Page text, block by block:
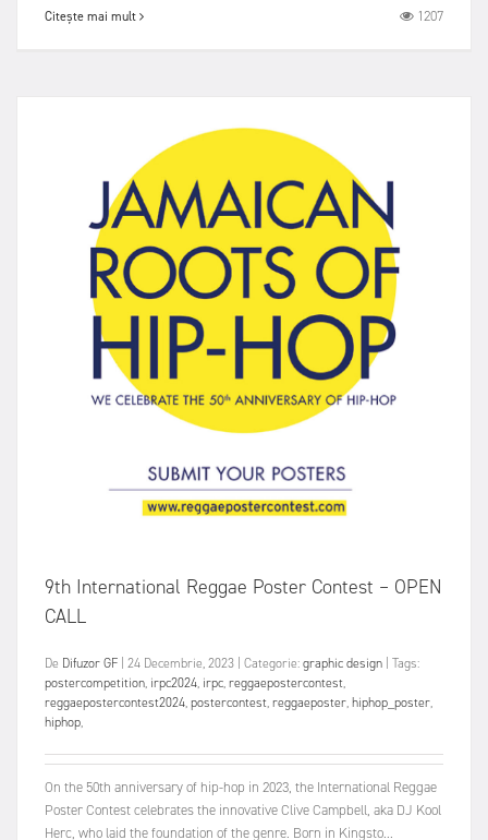
Citește mai mult 1207
9th International Reggae Poster Contest – OPEN
CALL
De Difuzor GF 24 Decembrie, 2023 Categorie:graphic design Tags:
postercompetition, irpc2024, irpc,reggaepostercontest,
reggaepostercontest2024,postercontest,reggaeposter,hiphop_poster,
hiphop,
On the 50th anniversary of hip-hop in 2023, the International Reggae
Poster Contest celebrates the innovative Clive Campbell, aka DJ Kool
Herc, who laid the foundation of the genre. Born in Kingsto...